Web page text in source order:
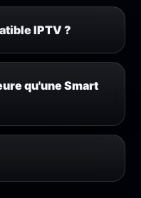
IPTV ?
qu'une Smart